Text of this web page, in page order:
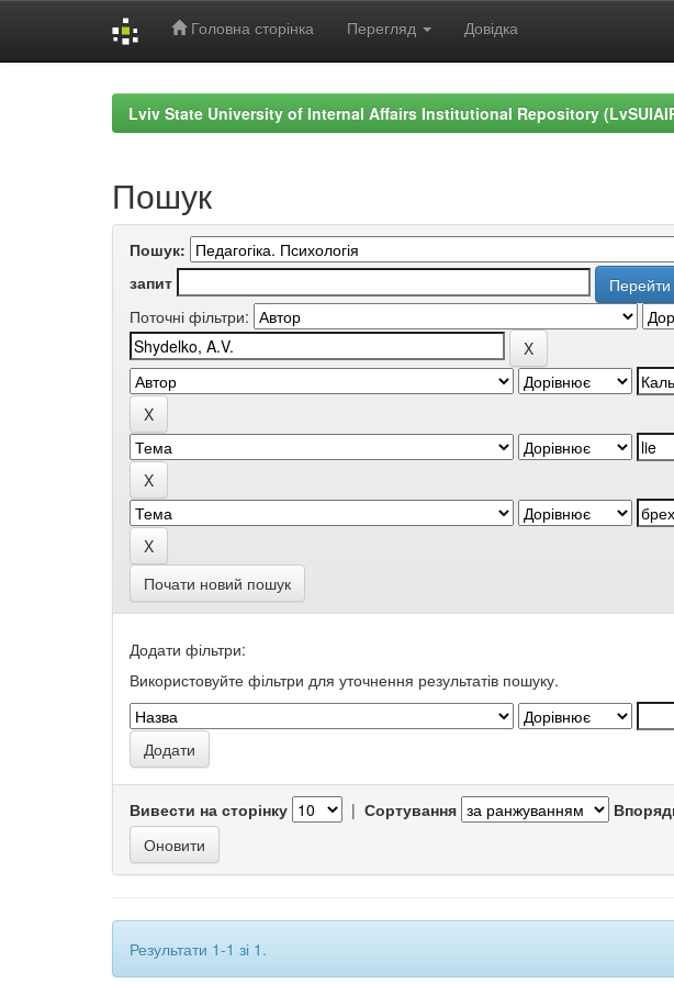
Головна сторінка Перегляд Довідка
Lviv State University of Internal Affairs Institutional Repository
Пошук
Пошук:
запит
Поточні фільтри:
Почати новий пошук
Додати фільтри:
Використовуйте фільтри для уточнення результатів пошуку.
Вивести на сторінку | Сортування
Результати 1-1 зі 1.